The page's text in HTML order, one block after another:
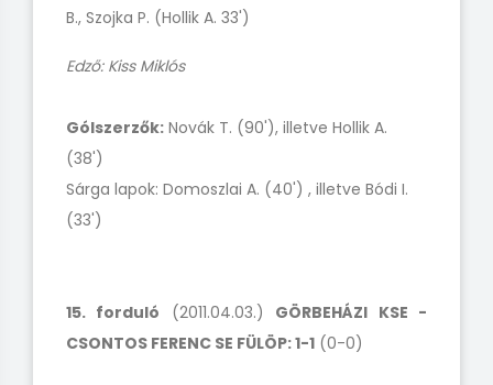
B., Szojka P. (Hollik A. 33')
Edző: Kiss Miklós
Gólszerzők: Novák T. (90'), illetve Hollik A.
(38')
Sárga lapok: Domoszlai A. (40') , illetve Bódi I.
(33')
15. forduló (2011.04.03.) GÖRBEHÁZI KSE -
CSONTOS FERENC SE FÜLÖP: 1-1 (0-0)